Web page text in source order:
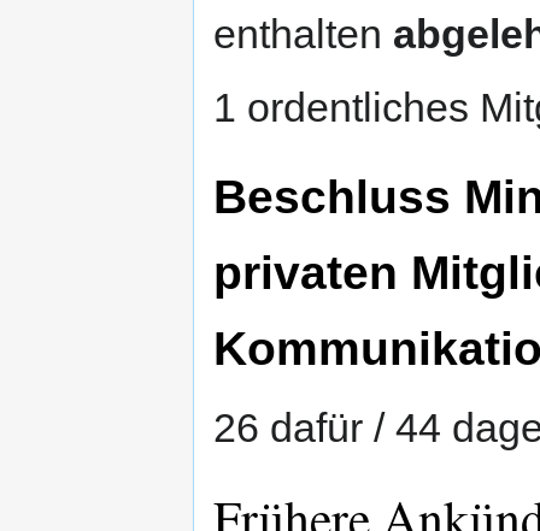
enthalten
1 ordentliches
Beschluss
privaten
26 dafür / 44
Frühere